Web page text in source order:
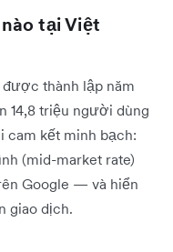
tại Việt
thành lập năm
14,8 triệu người dùng
cam kết minh bạch:
(mid-market rate)
Google — và hiển
giao dịch.